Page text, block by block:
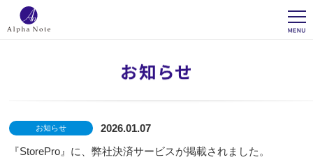
お知らせ
2026.01.07
『StorePro』に、弊社決済サービスが掲載されました。